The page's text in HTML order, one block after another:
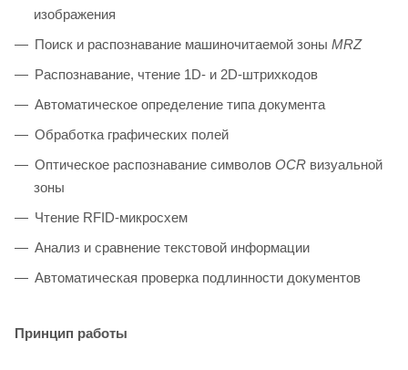
изображения
Поиск и распознавание машиночитаемой зоны MRZ
Распознавание, чтение 1D- и 2D-штрихкодов
Автоматическое определение типа документа
Обработка графических полей
Оптическое распознавание символов OCR визуальной
зоны
Чтение RFID-микросхем
Анализ и сравнение текстовой информации
Автоматическая проверка подлинности документов
Принцип работы